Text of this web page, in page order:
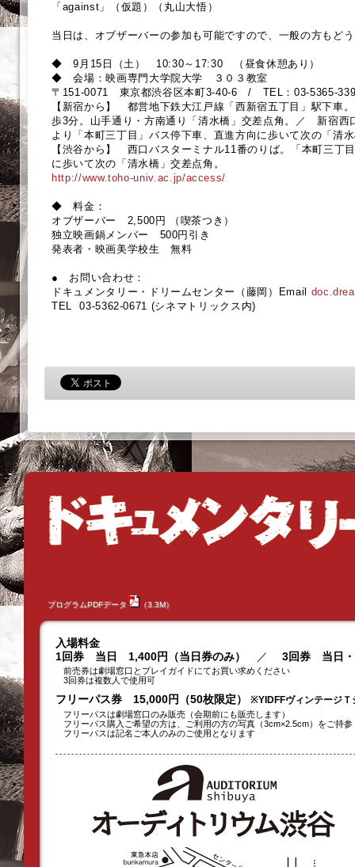
「against」（仮題）（丸山大悟）
当日は、オブザーバーの参加も可能ですので、一般の方もど
◆ 9月15日（土） 10:30～17:30 （昼食休憩あり）
◆ 会場：映画専門大学院大学 ３０３教室
〒151-0071 東京都渋谷区本町3-40-6 / TEL：03-5365-
【新宿から】 都営地下鉄大江戸線「西新宿五丁目」駅下車
歩3分。山手通り・方南通り「清水橋」交差点角。／ 新宿西
より「本町三丁目」バス停下車、直進方向に歩いて次の「清
【渋谷から】 西口バスターミナル11番のりば。「本町三丁
に歩いて次の「清水橋」交差点角。
http://www.toho-univ.ac.jp/access/
◆ 料金：
オブザーバー 2,500円 （喫茶つき）
独立映画鍋メンバー 500円引き
発表者・映画美学校生 無料
● お問い合わせ：
ドキュメンタリー・ドリームセンター（藤岡）Email
TEL 03-5362-0671 (シネマトリックス内)
プログラムPDFデータ （3.3M）
入場料金
1回券 当日 1,400円（当日券のみ）
／ 3回券 当日・
前売券は劇場窓口とプレイガイドにてお買い求めください
3回券は複数人で使用可
フリーパス券 15,000円（50枚限定）
※YIDFFヴィンテージＴ
フリーパスは劇場窓口のみ販売（会期前にも販売します）
フリーパス購入ご希望の方は、ご利用の方の写真（3cm×2.5cm）をご持参
フリーパスは記名ご本人のみのご使用となります